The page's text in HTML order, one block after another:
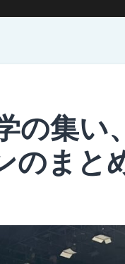
の集い
のまと